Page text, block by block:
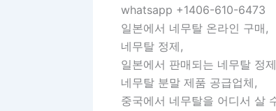
whatsapp +1406-610-6473
일본에서 네무탈 온라인 구매,
네무탈 정제,
일본에서 판매되는 네무탈 정
네무탈 분말 제품 공급업체,
중국에서 네무탈을 어디서 살